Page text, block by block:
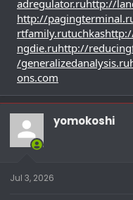
adregulator.ruhttp://
http://
rtfamily.rutuchkas
ngdie.ruhttp://
/generalizedanalysis.ru
ons.com
yomokoshi
Jul 3, 2026